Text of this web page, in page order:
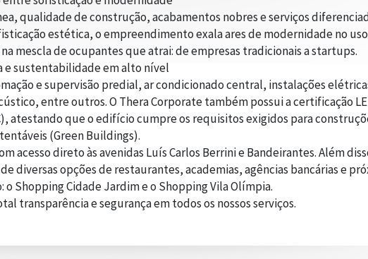
qualidade de construção, acabamentos nobres e serviços
estética, o empreendimento exala ares de modernidade no
mescla de ocupantes que atrai: de empresas tradicionais a startups.
e sustentabilidade em alto nível
e supervisão predial, ar condicionado central, instalações
entre outros. O Thera Corporate também possui a certificação
atestando que o edifício cumpre os requisitos exigidos para
(Green Buildings).
acesso direto às avenidas Luís Carlos Berrini e Bandeirantes. Além
diversas opções de restaurantes, academias, agências bancárias e
Shopping Cidade Jardim e o Shopping Vila Olímpia.
transparência e segurança em todos os nossos serviços.